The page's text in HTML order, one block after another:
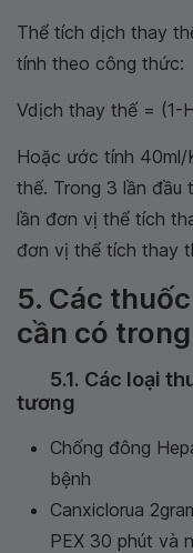
Thể tích dịch thay
tính theo công thức:
Vdịch thay thế = (1-
Hoặc ước tính
thế. Trong 3 lần đầu
lần đơn vị thể tích
đơn vị thể tích thay
5. Các
cần có
5.1. Các loại
tương
Chống đông
bệnh
Canxiclorua
PEX 30 phút và